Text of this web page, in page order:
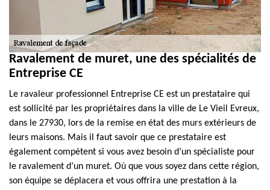
Ravalement de muret, une des spécialités de
Entreprise CE
Le ravaleur professionnel Entreprise CE est un prestataire qui
est sollicité par les propriétaires dans la ville de Le Vieil Evreux,
dans le 27930, lors de la remise en état des murs extérieurs de
leurs maisons. Mais il faut savoir que ce prestataire est
également compétent si vous avez besoin d’un spécialiste pour
le ravalement d’un muret. Où que vous soyez dans cette région,
son équipe se déplacera et vous offrira une prestation à la